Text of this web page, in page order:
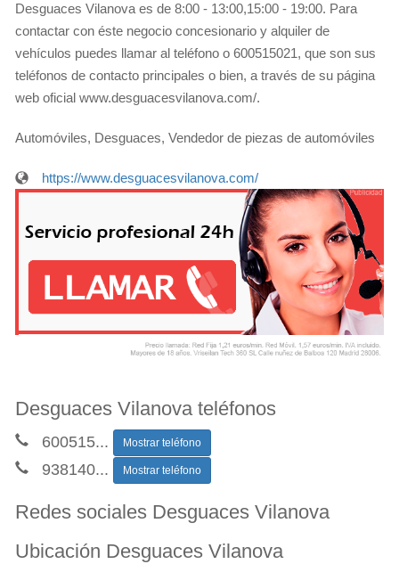
Desguaces Vilanova es de 8:00 - 13:00,15:00 - 19:00. Para
contactar con éste negocio concesionario y alquiler de
vehículos puedes llamar al teléfono o 600515021, que son sus
teléfonos de contacto principales o bien, a través de su página
web oficial www.desguacesvilanova.com/.
Automóviles, Desguaces, Vendedor de piezas de automóviles
https://www.desguacesvilanova.com/
Desguaces Vilanova teléfonos
600515... Mostrar teléfono
938140... Mostrar teléfono
Redes sociales Desguaces Vilanova
Ubicación Desguaces Vilanova